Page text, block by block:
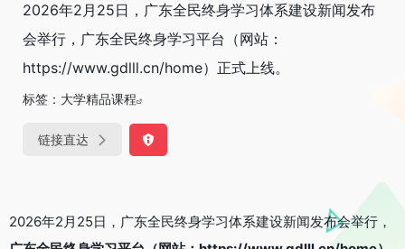
2026年2月25日，广东全民终身学习体系建设新闻发布
会举行，广东全民终身学习平台（网站：
https://www.gdlll.cn/home）正式上线。
标签： 大学精品课程
链接直达
2026年2月25日，广东全民终身学习体系建设新闻发布会举行，